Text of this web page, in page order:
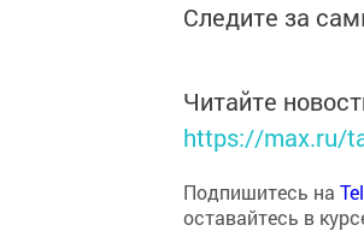
Следите за
Читайте
https://max.ru/
Подпишитесь на
оставайтесь в